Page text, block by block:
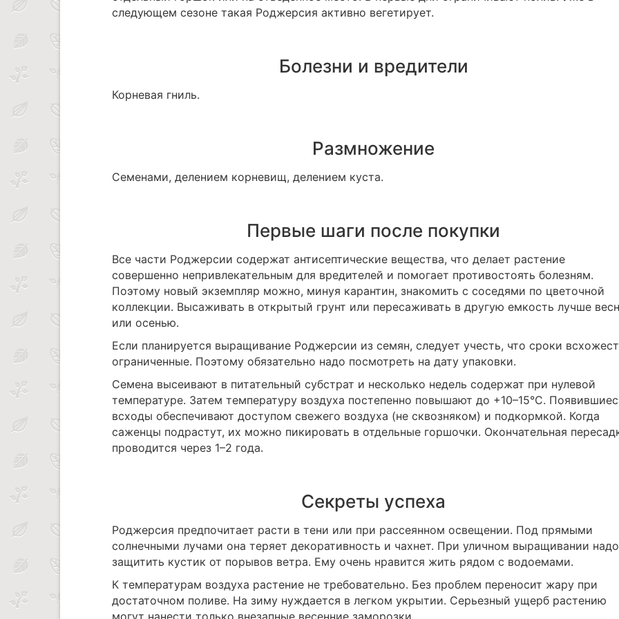
следующем сезоне такая Роджерсия активно вегетирует.
Болезни и вредители
Корневая гниль.
Размножение
Семенами, делением корневищ, делением куста.
Первые шаги после покупки
Все части Роджерсии содержат антисептические вещества, что делает растение
совершенно непривлекательным для вредителей и помогает противостоять болезням.
Поэтому новый экземпляр можно, минуя карантин, знакомить с соседями по цветочной
коллекции. Высаживать в открытый грунт или пересаживать в другую емкость лучше
или осенью.
Если планируется выращивание Роджерсии из семян, следует учесть, что сроки
ограниченные. Поэтому обязательно надо посмотреть на дату упаковки.
Семена высеивают в питательный субстрат и несколько недель содержат при нулевой
температуре. Затем температуру воздуха постепенно повышают до +10–15°C.
всходы обеспечивают доступом свежего воздуха (не сквозняком) и подкормкой. Когда
саженцы подрастут, их можно пикировать в отдельные горшочки. Окончательная
проводится через 1–2 года.
Секреты успеха
Роджерсия предпочитает расти в тени или при рассеянном освещении. Под прямыми
солнечными лучами она теряет декоративность и чахнет. При уличном выращивании надо
защитить кустик от порывов ветра. Ему очень нравится жить рядом с водоемами.
К температурам воздуха растение не требовательно. Без проблем переносит жару при
достаточном поливе. На зиму нуждается в легком укрытии. Серьезный ущерб растению